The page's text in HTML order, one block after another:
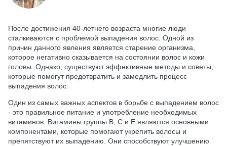
После достижения 40-летнего возраста многие люди
сталкиваются с проблемой выпадения волос. Одной из
причин данного явления является старение организма,
которое негативно сказывается на состоянии волос и кожи
головы. Однако, существуют эффективные методы и советы,
которые помогут предотвратить и замедлить процесс
выпадения волос.
Один из самых важных аспектов в борьбе с выпадением волос
- это правильное питание и употребление необходимых
витаминов. Витамины группы B, C и E являются основными
компонентами, которые помогают укрепить волосы и
препятствуют их выпадению. Они способствуют улучшению